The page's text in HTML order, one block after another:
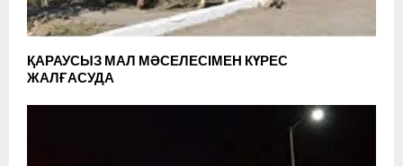
ҚАРАУСЫЗ МАЛ МӘСЕЛЕСІМЕН КҮРЕС
ЖАЛҒАСУДА